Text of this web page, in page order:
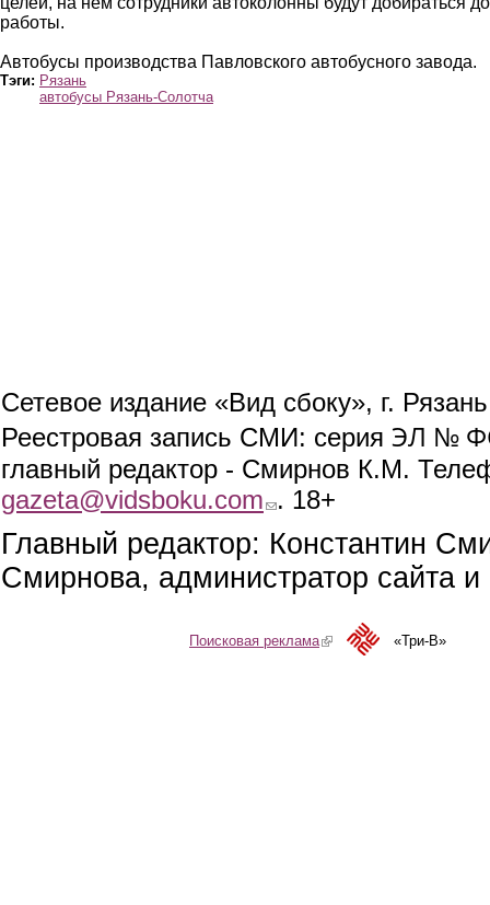
работы.
Автобусы производства Павловского автобусного завода.
Тэги: Рязань
автобусы Рязань-Солотча
Сетевое издание «Вид сбоку», г.
Реестровая запись СМИ: серия ЭЛ №
главный редактор - Смирнов К.М.
gazeta@vidsboku.com (link sends e-mail)
. 18+
Главный редактор: Константин
Смирнова, администратор сайта
Поисковая реклама(link is external)«Три-В»